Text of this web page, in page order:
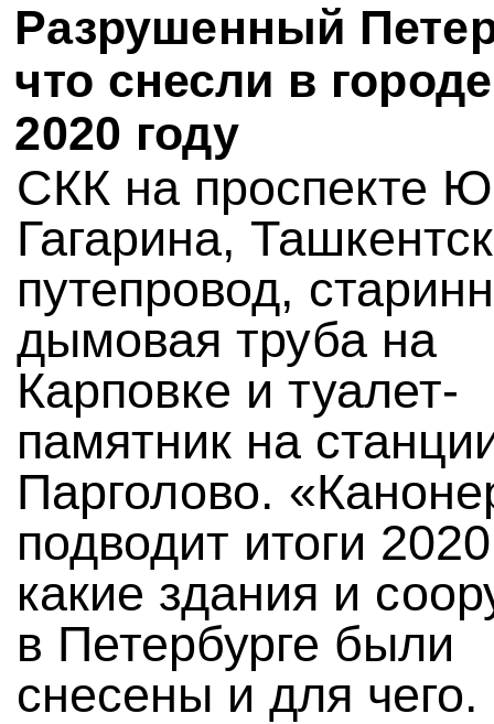
Разрушенный
что снесли в
2020 году
СКК на проспекте
Гагарина,
путепровод,
дымовая труба на
Карповке и туалет-
памятник на
Парголово.
подводит итоги
какие здания и
в Петербурге были
снесены и для чего.